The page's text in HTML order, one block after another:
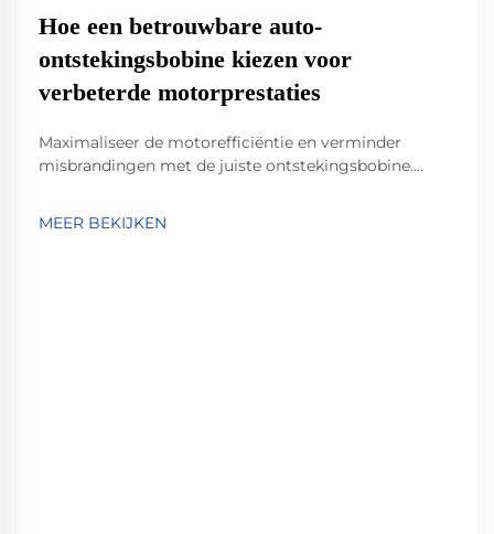
Hoe een betrouwbare auto-
ontstekingsbobine kiezen voor
verbeterde motorprestaties
Maximaliseer de motorefficiëntie en verminder
misbrandingen met de juiste ontstekingsbobine.
bobbines afstemt op de behoeften van uw voertuig.
MEER BEKIJKEN